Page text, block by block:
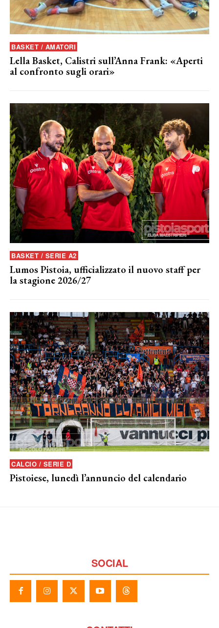
BASKET / AMATORI
Lella Basket, Calistri sull’Anna Frank: «Aperti
al confronto sugli orari»
BASKET / SERIE A2
Lumos Pistoia, ufficializzato il nuovo staff per
la stagione 2026/27
CALCIO / SERIE D
Pistoiese, lunedì l’annuncio del calendario
SOCIAL